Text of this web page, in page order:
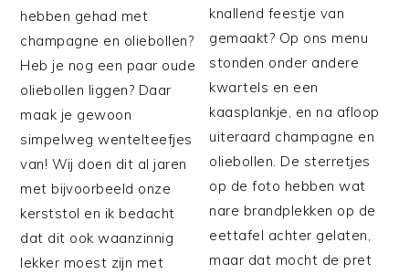
hebben gehad met
champagne en oliebollen?
Heb je nog een paar oude
oliebollen liggen? Daar
maak je gewoon
simpelweg wentelteefjes
van! Wij doen dit al jaren
met bijvoorbeeld onze
kerststol en ik bedacht
dat dit ook waanzinnig
lekker moest zijn met
knallend feestje van
gemaakt? Op ons menu
stonden onder andere
kwartels en een
kaasplankje, en na afloop
uiteraard champagne en
oliebollen. De sterretjes
op de foto hebben wat
nare brandplekken op de
eettafel achter gelaten,
maar dat mocht de pret